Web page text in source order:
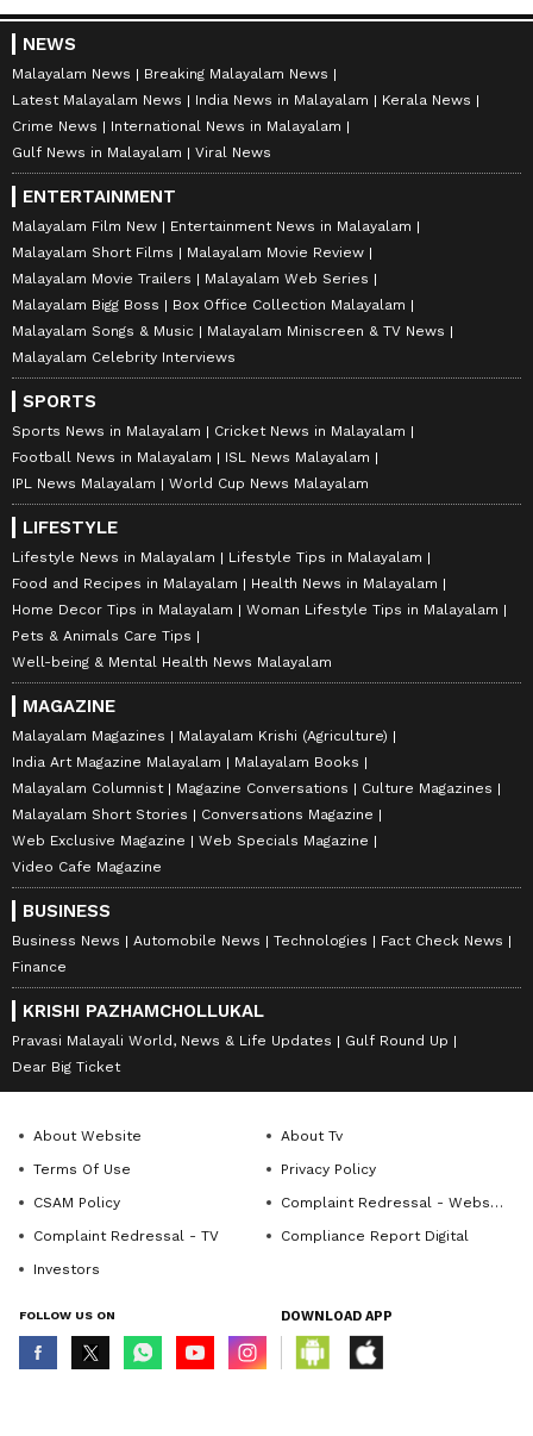
NEWS
Malayalam News
Breaking Malayalam News
Latest Malayalam News
India News in Malayalam
Kerala News
Crime News
International News in Malayalam
Gulf News in Malayalam
Viral News
ENTERTAINMENT
Malayalam Film New
Entertainment News in Malayalam
Malayalam Short Films
Malayalam Movie Review
Malayalam Movie Trailers
Malayalam Web Series
Malayalam Bigg Boss
Box Office Collection Malayalam
Malayalam Songs & Music
Malayalam Miniscreen & TV News
Malayalam Celebrity Interviews
SPORTS
Sports News in Malayalam
Cricket News in Malayalam
Football News in Malayalam
ISL News Malayalam
IPL News Malayalam
World Cup News Malayalam
LIFESTYLE
Lifestyle News in Malayalam
Lifestyle Tips in Malayalam
Food and Recipes in Malayalam
Health News in Malayalam
Home Decor Tips in Malayalam
Woman Lifestyle Tips in Malayalam
Pets & Animals Care Tips
Well-being & Mental Health News Malayalam
MAGAZINE
Malayalam Magazines
Malayalam Krishi (Agriculture)
India Art Magazine Malayalam
Malayalam Books
Malayalam Columnist
Magazine Conversations
Culture Magazines
Malayalam Short Stories
Conversations Magazine
Web Exclusive Magazine
Web Specials Magazine
Video Cafe Magazine
BUSINESS
Business News Automobile News Technologies
Fact Check News
Finance
KRISHI PAZHAMCHOLLUKAL
Pravasi Malayali World, News & Life Updates
Gulf Round Up
Dear Big Ticket
About Website
About Tv
Terms Of Use
Privacy Policy
CSAM Policy
Complaint Redressal - Website
Complaint Redressal - TV
Compliance Report Digital
Investors
FOLLOW US ON DOWNLOAD APP